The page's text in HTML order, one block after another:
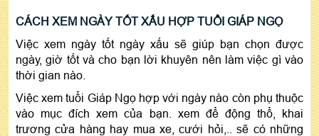
CÁCH XEM NGÀY TỐT XẤU HỢP TUỔI GIÁP NGỌ
Việc xem ngày tốt ngày xấu sẽ giúp bạn chọn được
ngày, giờ tốt và cho bạn lời khuyên nên làm việc gì vào
thời gian nào.
Việc xem tuổi Giáp Ngọ hợp với ngày nào còn phụ thuộc
vào mục đích xem của bạn. xem để động thổ, khai
trương cửa hàng hay mua xe, cưới hỏi,.. sẽ có những